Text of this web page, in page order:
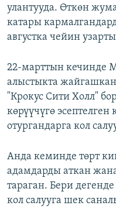
улантууда. Өткөн
катары
августка чейин
22-марттын кечинде
алыстыкта
"Крокус Сити Холл"
көрүүчүгө
отургандарга кол
Анда кеминде төрт
адамдарды аткан
тараган. Бери
кол салууга шек